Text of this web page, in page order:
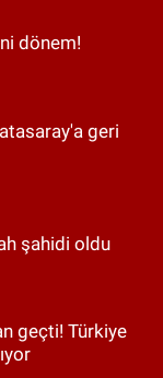
dönem!
geri
şahidi oldu
geçti! Türkiye